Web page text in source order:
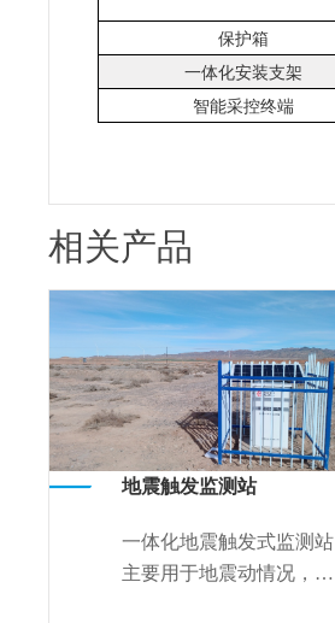
保护箱
一体化安装支架
智能采控终端
相关产品
地震触发监测站
一体化地震触发式监测站
主要用于地震动情况，进